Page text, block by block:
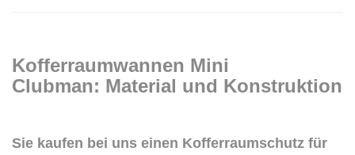
Kofferraumwannen Mini
Clubman: Material und Konstruktion
Sie kaufen bei uns einen Kofferraumschutz für